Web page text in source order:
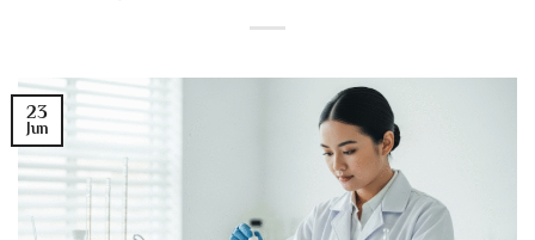
23
Jun